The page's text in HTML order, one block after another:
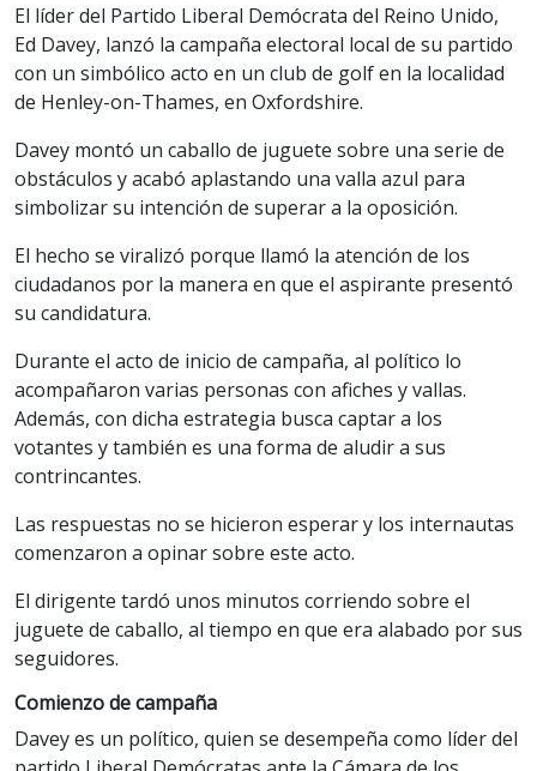
El líder del Partido Liberal Demócrata del Reino Unido,
Ed Davey, lanzó la campaña electoral local de su partido
con un simbólico acto en un club de golf en la localidad
de Henley-on-Thames, en Oxfordshire.
Davey montó un caballo de juguete sobre una serie de
obstáculos y acabó aplastando una valla azul para
simbolizar su intención de superar a la oposición.
El hecho se viralizó porque llamó la atención de los
ciudadanos por la manera en que el aspirante presentó
su candidatura.
Durante el acto de inicio de campaña, al político lo
acompañaron varias personas con afiches y vallas.
Además, con dicha estrategia busca captar a los
votantes y también es una forma de aludir a sus
contrincantes.
Las respuestas no se hicieron esperar y los internautas
comenzaron a opinar sobre este acto.
El dirigente tardó unos minutos corriendo sobre el
juguete de caballo, al tiempo en que era alabado por sus
seguidores.
Comienzo de campaña
Davey es un político, quien se desempeña como líder del